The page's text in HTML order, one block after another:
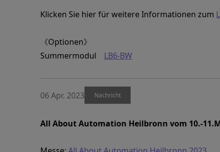
Klicken Sie hier für weitere Informationen zum
《Optionen》
Summermodul LB6-BW
06 Apr. 2023 Nachricht
All About Automation Heilbronn vom 10.-